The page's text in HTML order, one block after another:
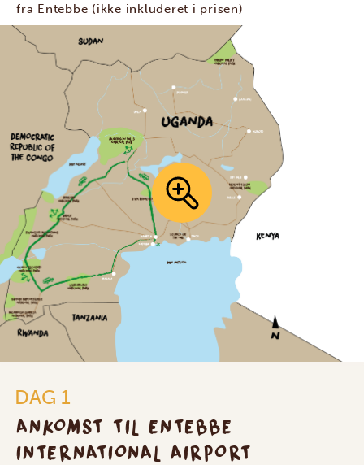
fra Entebbe (ikke inkluderet i prisen)
DAG 1
ANKOMST TIL ENTEBBE
INTERNATIONAL AIRPORT